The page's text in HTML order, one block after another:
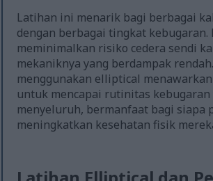
Latihan ini menarik bagi berbagai
dengan berbagai tingkat kebugaran.
meminimalkan risiko cedera sendi
mekaniknya yang berdampak
menggunakan elliptical
untuk mencapai rutinitas kebugaran
menyeluruh, bermanfaat bagi siapa
meningkatkan kesehatan fisik